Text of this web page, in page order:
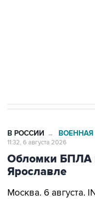
В РОССИИ → ВОЕННАЯ
11:32, 6 августа 2026
Обломки БПЛА
Ярославле
Москва. 6 августа.